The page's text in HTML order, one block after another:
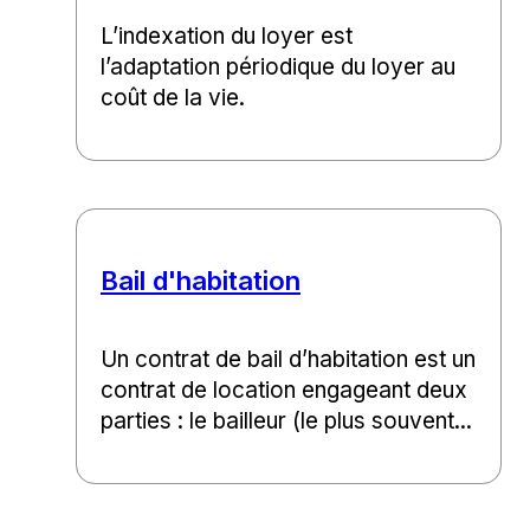
L’indexation du loyer est
l’adaptation périodique du loyer au
coût de la vie.
Bail d'habitation
Un contrat de bail d’habitation est un
contrat de location engageant deux
parties : le bailleur (le plus souvent...